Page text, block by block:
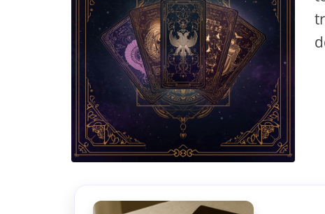
TAROT GRATIS
CONSIGUE TUS 5 MINUTOS
✓ Sin cargos automáticos. El chat se detiene al finalizar